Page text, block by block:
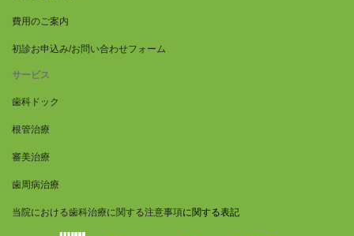
費用のご案内
初診お申込み/お問い合わせフォーム
サービス
歯科ドック
根管治療
審美治療
歯周病治療
当院における歯科治療に関する注意事項に関する表記